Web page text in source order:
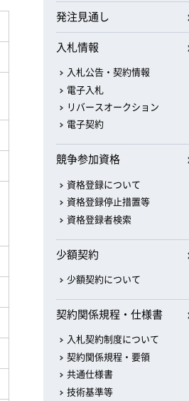
発注見通し
入札情報
入札公告・契約情報
電子入札
リバースオークション
電子契約
競争参加資格
資格登録について
資格登録停止措置等
資格登録者検索
少額契約
少額契約について
契約関係規程・仕様書
入札契約制度について
契約関係規程・要領
共通仕様書
技術基準等